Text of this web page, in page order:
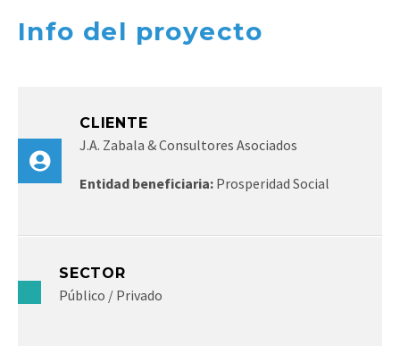
Info del proyecto
CLIENTE
J.A. Zabala & Consultores Asociados
Entidad beneficiaria: Prosperidad Social
SECTOR
Público / Privado